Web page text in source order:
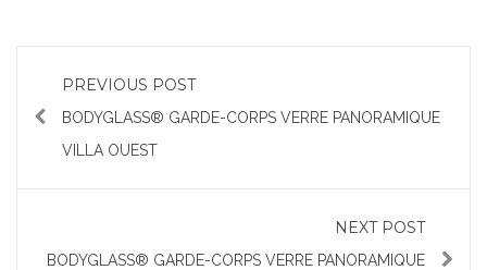
PREVIOUS POST
BODYGLASS® GARDE-CORPS VERRE PANORAMIQUE
VILLA OUEST
NEXT POST
BODYGLASS® GARDE-CORPS VERRE PANORAMIQUE